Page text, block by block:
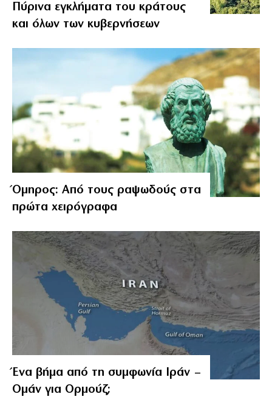
Πύρινα εγκλήματα του κράτους
και όλων των κυβερνήσεων
Όμηρος: Από τους ραψωδούς στα
πρώτα χειρόγραφα
Ένα βήμα από τη συμφωνία Ιράν –
Ομάν για Ορμούζ;